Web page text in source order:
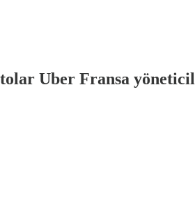
Uber Fransa